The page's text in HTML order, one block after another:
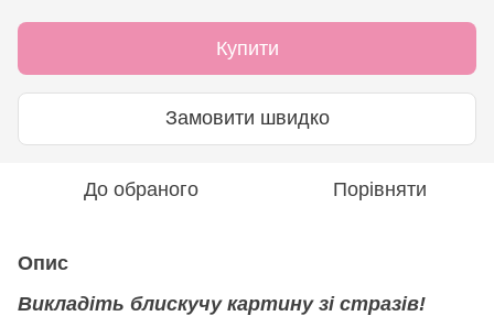
Купити
Замовити швидко
До обраного Порівняти
Опис
Викладіть блискучу картину зі стразів!